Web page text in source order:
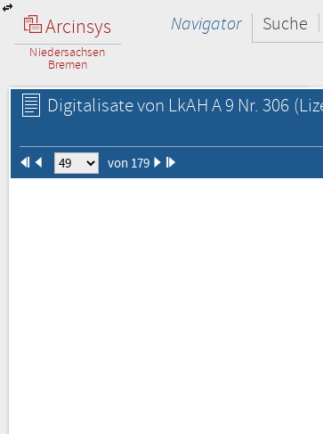
Arcinsys
Niedersachsen
Bremen
Navigator Suche
Digitalisate von LkAH A 9 Nr. 306
von 179